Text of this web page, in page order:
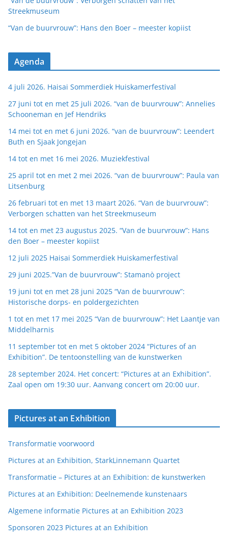
Streekmuseum
“Van de buurvrouw”: Hans den Boer – meester kopiist
Agenda
4 juli 2026. Haisai Sommerdiek Huiskamerfestival
27 juni tot en met 25 juli 2026. “van de buurvrouw”: Annelies
Schooneman en Jef Hendriks
14 mei tot en met 6 juni 2026. “van de buurvrouw”: Leendert
Buth en Sjaak Jongejan
14 tot en met 16 mei 2026. Muziekfestival
25 april tot en met 2 mei 2026. “van de buurvrouw”: Paula van
Litsenburg
26 februari tot en met 13 maart 2026. “Van de buurvrouw”:
Verborgen schatten van het Streekmuseum
14 tot en met 23 augustus 2025. “Van de buurvrouw”: Hans
den Boer – meester kopiist
12 juli 2025 Haisai Sommerdiek Huiskamerfestival
29 juni 2025.”Van de buurvrouw”: Stamanò project
19 juni tot en met 28 juni 2025 “Van de buurvrouw”:
Historische dorps- en poldergezichten
1 tot en met 17 mei 2025 “Van de buurvrouw”: Het Laantje van
Middelharnis
11 september tot en met 5 oktober 2024 “Pictures of an
Exhibition”. De tentoonstelling van de kunstwerken
28 september 2024. Het concert: “Pictures at an Exhibition”.
Zaal open om 19:30 uur. Aanvang concert om 20:00 uur.
Pictures at an Exhibition
Transformatie voorwoord
Pictures at an Exhibition, StarkLinnemann Quartet
Transformatie – Pictures at an Exhibition: de kunstwerken
Pictures at an Exhibition: Deelnemende kunstenaars
Algemene informatie Pictures at an Exhibition 2023
Sponsoren 2023 Pictures at an Exhibition